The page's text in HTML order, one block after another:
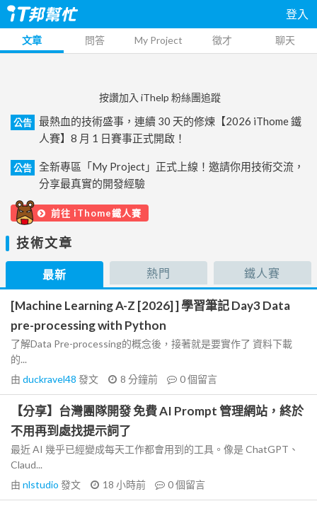
登入
文章 問答 My Project 徵才 聊天
按讚加入 iThelp 粉絲團追蹤
公告
最熱血的技術盛事，連續 30 天的修煉【2026 iThome 鐵
人賽】8 月 1 日賽事正式開啟！
公告
全新專區「My Project」正式上線！邀請你用技術交流，
分享最真實的開發經驗
前往 iThome鐵人賽
技術文章
最新 熱門 鐵人賽
[Machine Learning A-Z [2026] ] 學習筆記 Day3 Data
pre-processing with Python
了解Data Pre-processing的概念後，接著就是要實作了 資料下載
的...
由 duckravel48 發文 8 分鐘前 0個留言
【分享】台灣團隊開發 免費 AI Prompt 管理網站，終於
不用再到處找提示詞了
最近 AI 幾乎已經變成每天工作都會用到的工具。像是 ChatGPT、
Claud...
由 nlstudio 發文 18 小時前 0個留言